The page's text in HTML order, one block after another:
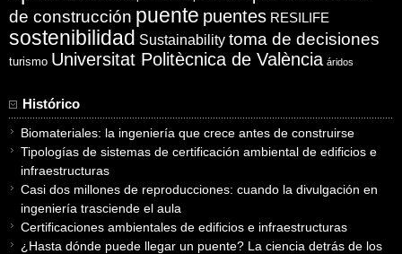
de construcción puente puentes RESILIFE
sostenibilidad Sustainability toma de decisiones
turismo Universitat Politècnica de València áridos
Histórico
Biomateriales: la ingeniería que crece antes de construirse
Tipologías de sistemas de certificación ambiental de edificios e
infraestructuras
Casi dos millones de reproducciones: cuando la divulgación en
ingeniería trasciende el aula
Certificaciones ambientales de edificios e infraestructuras
¿Hasta dónde puede llegar un puente? La ciencia detrás de los